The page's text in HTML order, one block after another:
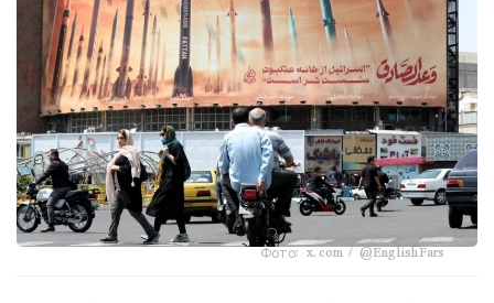
Фото: x.com / @EnglishFars